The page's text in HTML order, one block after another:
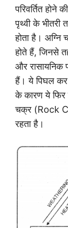
परिवर्तित
पृथ्वी के भीतरी
होता है।
होते हैं, जिनसे
और रासायनिक
हैं। ये पिघल कर
के कारण ये फिर
चक्र (Rock
रहता है।